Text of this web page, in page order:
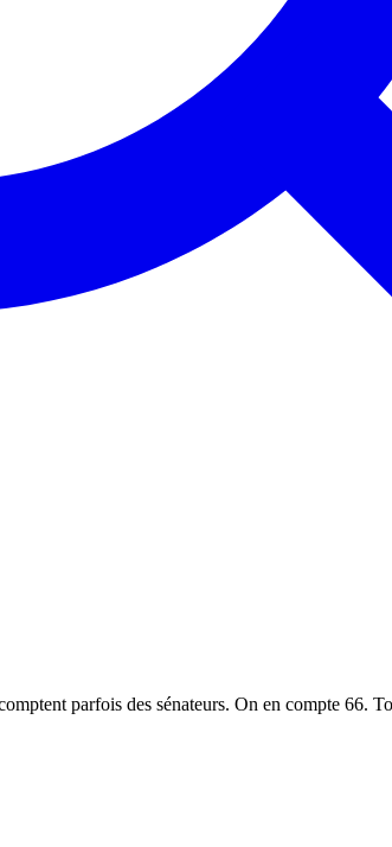
parfois des sénateurs. On en compte 66.